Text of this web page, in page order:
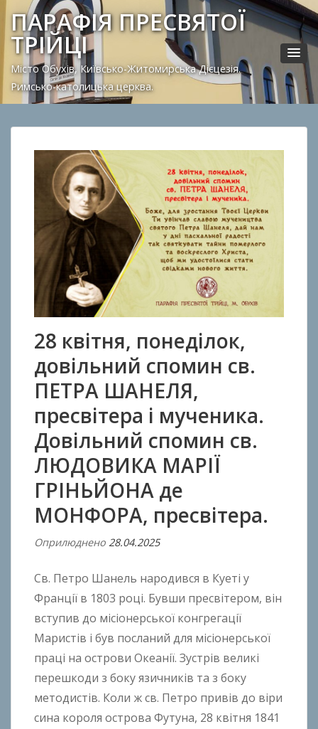
ПАРАФІЯ ПРЕСВЯТОЇ
ТРІЙЦІ
Місто Обухів, Київсько-Житомирська Дієцезія.
Римсько-католицька церква.
28 квітня, понеділок,
довільний спомин св.
ПЕТРА ШАНЕЛЯ,
пресвітера і мученика.
Довільний спомин св.
ЛЮДОВИКА МАРІЇ
ГРІНЬЙОНА де
МОНФОРА, пресвітера.
Оприлюднено 28.04.2025В
д
A
n
n
B
o
k
Св. Петро Шанель народився в Куеті у
Франції в 1803 році. Бувши пресвітером, він
вступив до місіонерської конгрегації
Маристів і був посланий для місіонерської
праці на острови Океанії. Зустрів великі
перешкоди з боку язичників та з боку
методистів. Коли ж св. Петро привів до віри
сина короля острова Футуна, 28 квітня 1841